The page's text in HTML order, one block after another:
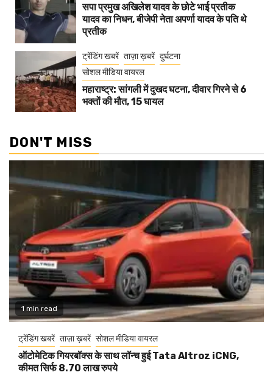
सपा प्रमुख अखिलेश यादव के छोटे भाई प्रतीक
यादव का निधन, बीजेपी नेता अपर्णा यादव के पति थे
प्रतीक
ट्रेंडिंग खबरें ताज़ा ख़बरें दुर्घटना
सोशल मीडिया वायरल
महाराष्ट्र: सांगली में दुखद घटना, दीवार गिरने से 6
भक्तों की मौत, 15 घायल
DON'T MISS
1 min read
ट्रेंडिंग खबरें ताज़ा ख़बरें सोशल मीडिया वायरल
ऑटोमेटिक गियरबॉक्स के साथ लॉन्च हुई Tata Altroz iCNG,
कीमत सिर्फ 8.70 लाख रुपये